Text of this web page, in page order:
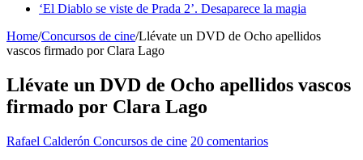
‘El Diablo se viste de Prada 2’. Desaparece la magia
Home/Concursos de cine/Llévate un DVD de Ocho apellidos
vascos firmado por Clara Lago
Llévate un DVD de Ocho apellidos vascos
firmado por Clara Lago
Rafael Calderón Concursos de cine 20 comentarios